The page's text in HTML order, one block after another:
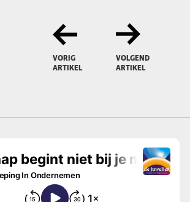
VORIG
ARTIKEL
VOLGEND
ARTIKEL